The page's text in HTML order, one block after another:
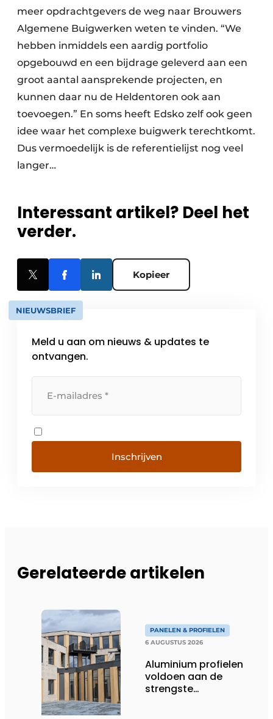
meer opdrachtgevers de weg naar Brouwers
Algemene Buigwerken weten te vinden. “We
hebben inmiddels een aardig portfolio
opgebouwd en een bijdrage geleverd aan een
groot aantal aansprekende projecten, en
kunnen daar nu de Heldentoren ook aan
toevoegen.” En soms heeft Edsko zelf ook geen
idee waar het complexe buigwerk terechtkomt.
Dus vermoedelijk is de referentielijst nog veel
langer…
Interessant artikel? Deel het
verder.
Kopieer
NIEUWSBRIEF
Meld u aan om nieuws & updates te
ontvangen.
Inschrijven
Gerelateerde artikelen
PANELEN & PROFIELEN
6 AUGUSTUS 2026
Aluminium profielen
voldoen aan de
strengste